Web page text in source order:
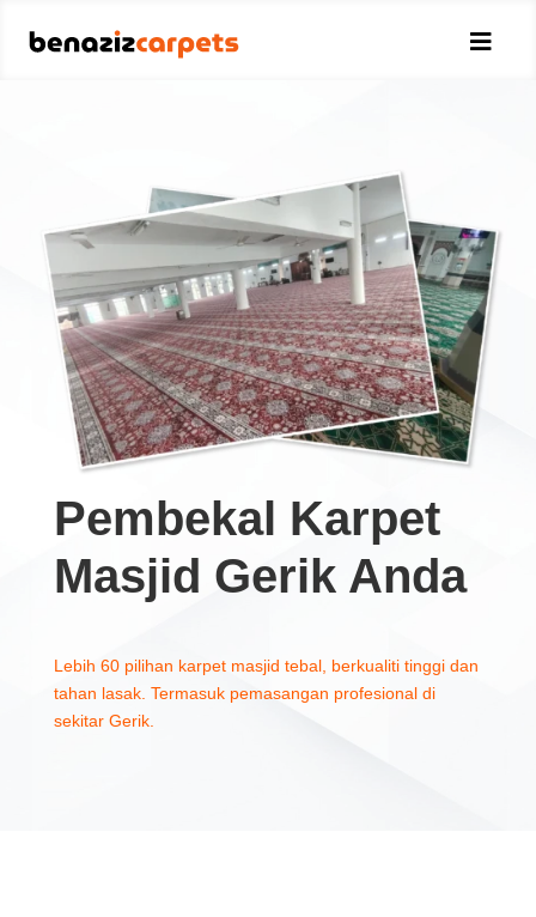

Pembekal Karpet
Masjid Gerik Anda
Lebih 60 pilihan karpet masjid tebal, berkualiti tinggi dan
tahan lasak. Termasuk pemasangan profesional di
sekitar Gerik.